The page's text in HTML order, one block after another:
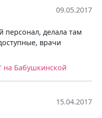
09.05.2017
делала там
врачи
на Бабушкинской
15.04.2017